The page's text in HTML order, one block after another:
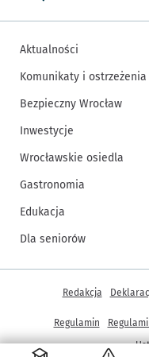
Aktualności
Komunikaty i ostrzeżenia
Bezpieczny Wrocław
Inwestycje
Wrocławskie osiedla
Gastronomia
Edukacja
Dla seniorów
Inne
Redakcja
Regulamin